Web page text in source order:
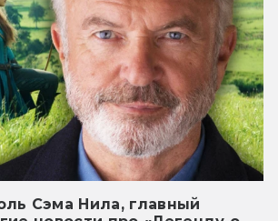
Сэма Нила, главный